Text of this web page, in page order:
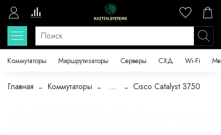
Коммутаторы Маршрутизаторы Серверы СХД Wi-Fi
Главная Коммутаторы ... Cisco Catalyst 3750